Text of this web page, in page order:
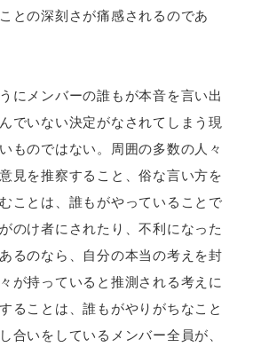
との深刻さが痛感されるのであ
にメンバーの誰もが本音を言い出
でいない決定がなされてしまう現
ものではない。周囲の多数の人々
見を推察すること、俗な言い方を
ことは、誰もがやっていることで
のけ者にされたり、不利になった
るのなら、自分の本当の考えを封
が持っていると推測される考えに
ることは、誰もがやりがちなこと
合いをしているメンバー全員が、